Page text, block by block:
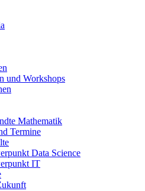
und Workshops
Mathematik
Termine
Data Science
IT